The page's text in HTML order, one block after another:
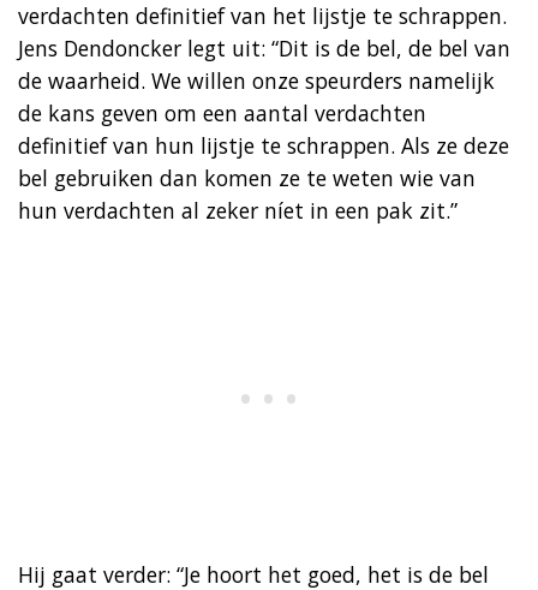
verdachten definitief van het lijstje te schrappen.
Jens Dendoncker legt uit: “Dit is de bel, de bel van
de waarheid. We willen onze speurders namelijk
de kans geven om een aantal verdachten
definitief van hun lijstje te schrappen. Als ze deze
bel gebruiken dan komen ze te weten wie van
hun verdachten al zeker níet in een pak zit.”
Hij gaat verder: “Je hoort het goed, het is de bel